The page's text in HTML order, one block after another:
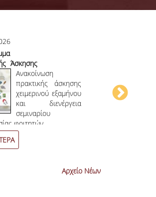
Άσκησης
2026-
Ανακοίνωση
πρακτικής άσκησης
χειμερινού εξαμήνου
και διενέργεια
σεμιναρίου
φοιτητών.
Αρχείο Νέων